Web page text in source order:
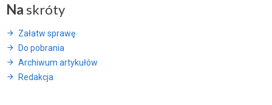
Na skróty
Załatw sprawę
Do pobrania
Archiwum artykułów
Redakcja